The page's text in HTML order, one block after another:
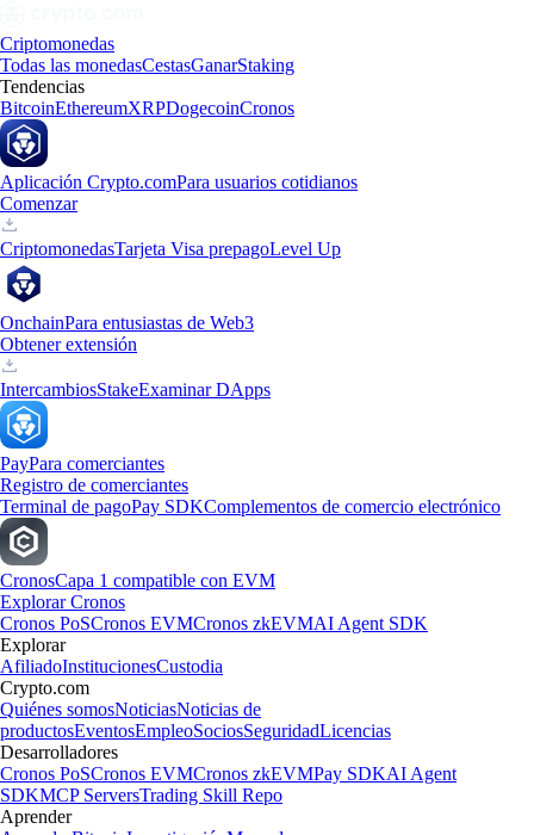
Criptomonedas
Todas las monedasCestasGanarStaking
Tendencias
BitcoinEthereumXRPDogecoinCronos
Aplicación Crypto.comPara usuarios cotidianos
Comenzar
CriptomonedasTarjeta Visa prepagoLevel Up
OnchainPara entusiastas de Web3
Obtener extensión
IntercambiosStakeExaminar DApps
PayPara comerciantes
Registro de comerciantes
Terminal de pagoPay SDKComplementos de comercio electrónico
CronosCapa 1 compatible con EVM
Explorar Cronos
Cronos PoSCronos EVMCronos zkEVMAI Agent SDK
Explorar
AfiliadoInstitucionesCustodia
Crypto.com
Quiénes somosNoticiasNoticias de
productosEventosEmpleoSociosSeguridadLicencias
Desarrolladores
Cronos PoSCronos EVMCronos zkEVMPay SDKAI Agent
SDKMCP ServersTrading Skill Repo
Aprender